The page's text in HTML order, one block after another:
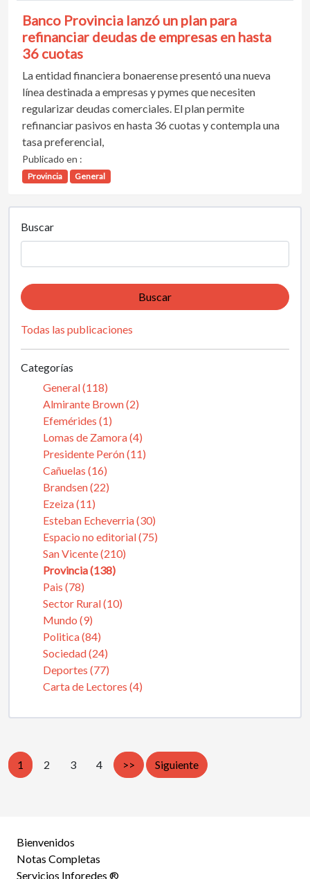
Banco Provincia lanzó un plan para
refinanciar deudas de empresas en hasta
36 cuotas
La entidad financiera bonaerense presentó una nueva
línea destinada a empresas y pymes que necesiten
regularizar deudas comerciales. El plan permite
refinanciar pasivos en hasta 36 cuotas y contempla una
tasa preferencial,
Publicado en :
Provincia General
Buscar
Buscar
Todas las publicaciones
Categorías
General (118)
Almirante Brown (2)
Efemérides (1)
Lomas de Zamora (4)
Presidente Perón (11)
Cañuelas (16)
Brandsen (22)
Ezeiza (11)
Esteban Echeverria (30)
Espacio no editorial (75)
San Vicente (210)
Provincia (138)
Pais (78)
Sector Rural (10)
Mundo (9)
Politica (84)
Sociedad (24)
Deportes (77)
Carta de Lectores (4)
1 2 3 4 >> Siguiente
Bienvenidos
Notas Completas
Servicios Inforedes ®